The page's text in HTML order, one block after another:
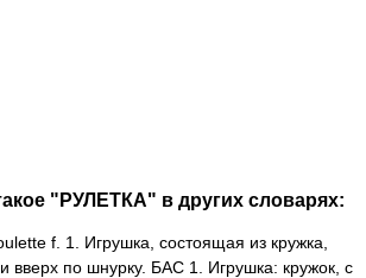
"РУЛЕТКА" в других словарях:
f. 1. Игрушка, состоящая из кружка,
вверх по шнурку. БАС 1. Игрушка: кружок, с